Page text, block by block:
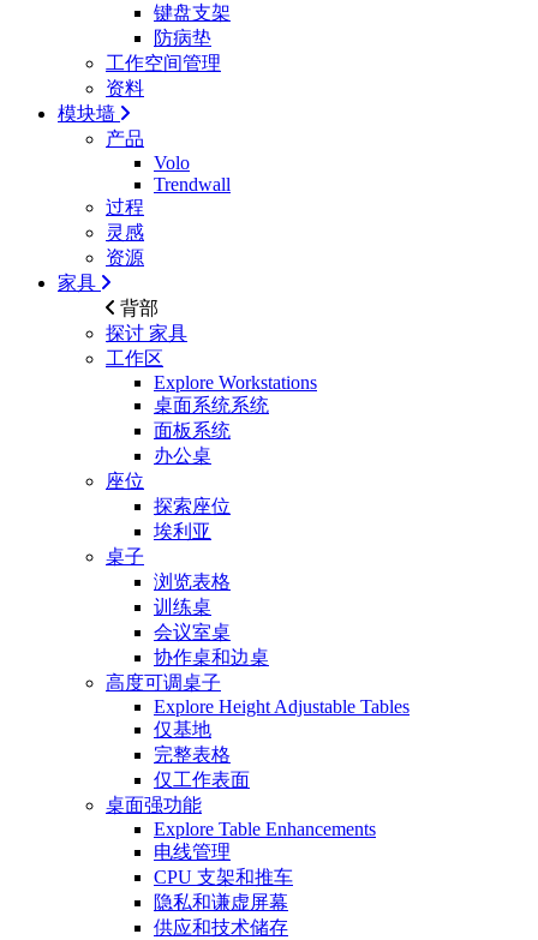
键盘支架
防病垫
工作空间管理
资料
模块墙
产品
Volo
Trendwall
过程
灵感
资源
家具
背部
探讨 家具
工作区
Explore Workstations
桌面系统系统
面板系统
办公桌
座位
探索座位
埃利亚
桌子
浏览表格
训练桌
会议室桌
协作桌和边桌
高度可调桌子
Explore Height Adjustable Tables
仅基地
完整表格
仅工作表面
桌面强功能
Explore Table Enhancements
电线管理
CPU 支架和推车
隐私和谦虚屏幕
供应和技术储存